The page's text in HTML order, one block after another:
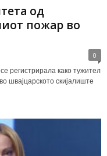
од
пожар во
0
регистрирала како тужител
швајцарското скијалиште